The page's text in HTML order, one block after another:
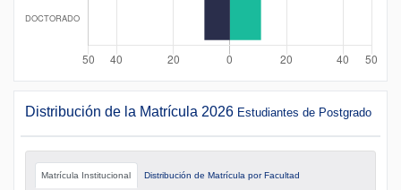
Distribución de la Matrícula 2026 Estudiantes de Postgrado
Matrícula Institucional Distribución de Matrícula por Facultad